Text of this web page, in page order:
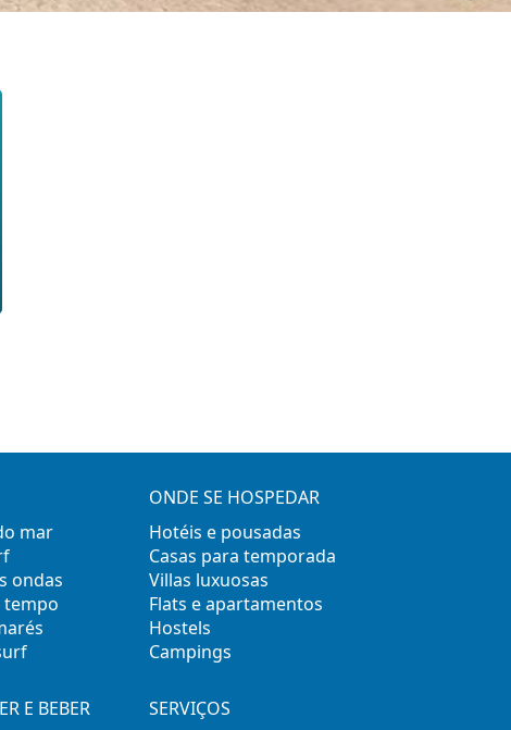
mar
ondas
tempo
ONDE SE HOSPEDAR
Hotéis e pousadas
Casas para temporada
Villas luxuosas
Flats e apartamentos
Hostels
Campings
E BEBER
SERVIÇOS